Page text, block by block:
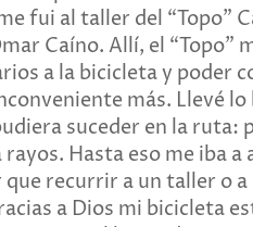
fui al taller del “Topo”
Caíno. Allí, el “Topo”
a la bicicleta y poder
más. Llevé
suceder en la ruta:
rayos. Hasta eso me iba
que recurrir a un taller o
a Dios mi bicicleta